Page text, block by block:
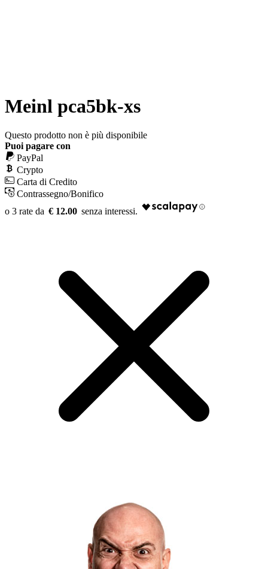
Meinl pca5bk-xs
Questo prodotto non è più disponibile
Puoi pagare con
PayPal
Crypto
Carta di Credito
Contrassegno/Bonifico
€ 12.00